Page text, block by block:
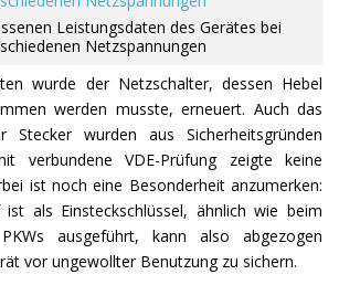
Leistungsdaten des Gerätes bei
Netzspannungen
wurde der Netzschalter, dessen Hebel
werden musste, erneuert. Auch das
Stecker wurden aus Sicherheitsgründen
verbundene VDE-Prüfung zeigte keine
ist noch eine Besonderheit anzumerken:
ist als Einsteckschlüssel, ähnlich wie beim
ausgeführt, kann also abgezogen
vor ungewollter Benutzung zu sichern.